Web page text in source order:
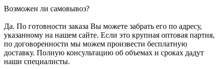
Возможен ли самовывоз?
Да. По готовности заказа Вы можете забрать его по адресу,
указанному на нашем сайте. Если это крупная оптовая партия,
по договоренности мы можем произвести бесплатную
доставку. Полную консультацию об объемах и сроках дадут
наши специалисты.